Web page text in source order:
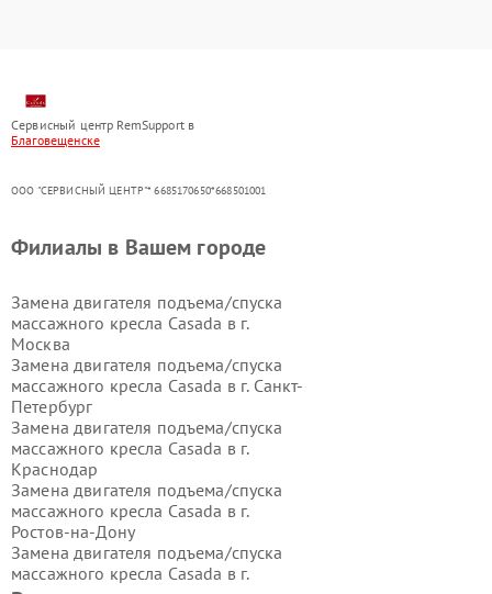
Сервисный центр RemSupport в
Благовещенске
ООО "СЕРВИСНЫЙ ЦЕНТР"* 6685170650*668501001
Филиалы в Вашем городе
Замена двигателя подъема/спуска
массажного кресла Casada в г.
Москва
Замена двигателя подъема/спуска
массажного кресла Casada в г. Санкт-
Петербург
Замена двигателя подъема/спуска
массажного кресла Casada в г.
Краснодар
Замена двигателя подъема/спуска
массажного кресла Casada в г.
Ростов-на-Дону
Замена двигателя подъема/спуска
массажного кресла Casada в г.